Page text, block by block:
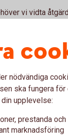
vi vidta
och
spärras
kan det även bli
och dig som
nödvändiga
ska fungera för
upplevelse:
prestanda
marknadsföring